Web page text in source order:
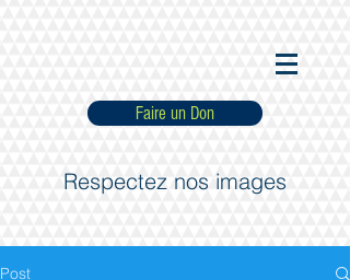
Faire un Don
Respectez nos images
Post